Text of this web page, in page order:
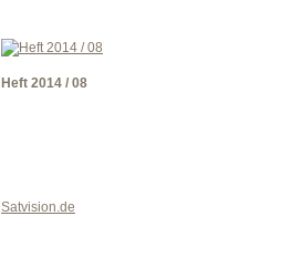
Heft 2014 / 08
Satvision.de